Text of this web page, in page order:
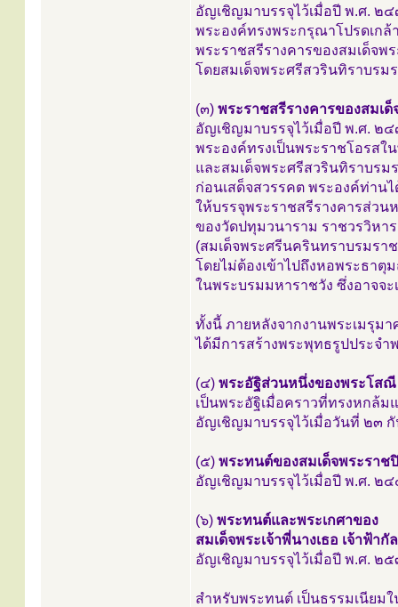
อัญเชิญมาบรรจุไว้เมื่อปี พ.ศ. ๒
พระองค์ทรงพระกรุณาโปรดเก
พระราชสรีรางคารของสมเด็จพ
โดยสมเด็จพระศรีสวรินทิราบรมร
(๓) พระราชสรีรางคารของสมเ
อัญเชิญมาบรรจุไว้เมื่อปี พ.ศ. ๒
พระองค์ทรงเป็นพระราชโอรสใ
และสมเด็จพระศรีสวรินทิราบรม
ก่อนเสด็จสวรรคต พระองค์ท่าน
ให้บรรจุพระราชสรีรางคารส่ว
ของวัดปทุมวนาราม ราชวรวิหา
(สมเด็จพระศรีนครินทราบรมรา
โดยไม่ต้องเข้าไปถึงหอพระธา
ในพระบรมมหาราชวัง ซึ่งอาจจ
ทั้งนี้ ภายหลังจากงานพระเมรุ
ได้มีการสร้างพระพุทธรูปประจ
(๔) พระอัฐิส่วนหนึ่งของพระโส
เป็นพระอัฐิเมื่อคราวที่ทรงหกล้ม
อัญเชิญมาบรรจุไว้เมื่อวันที่ ๒๓
(๕) พระทนต์ของสมเด็จพระราช
อัญเชิญมาบรรจุไว้เมื่อปี พ.ศ. ๒
(๖) พระทนต์และพระเกศาของ
สมเด็จพระเจ้าพี่นางเธอ เจ้าฟ้
อัญเชิญมาบรรจุไว้เมื่อปี พ.ศ. ๒
สำหรับพระทนต์ เป็นธรรมเนียม